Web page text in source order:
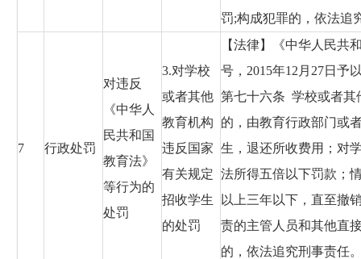
罚;构成犯罪的，依法追
7 行政处罚
对违反
《中华人
民共和国
教育法》
等行为的
处罚
3.对学校
或者其他
教育机构
违反国家
有关规定
招收学生
的处罚
【法律】《中华人民共
号，2015年12月27日予
第七十六条 学校或者其
的，由教育行政部门或
生，退还所收费用；对
法所得五倍以下罚款；
以上三年以下，直至撤
责的主管人员和其他直
的，依法追究刑事责任